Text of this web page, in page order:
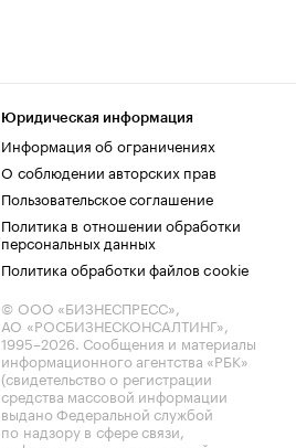
Юридическая информация
Информация об ограничениях
О соблюдении авторских прав
Пользовательское соглашение
Политика в отношении обработки
персональных данных
Политика обработки файлов cookie
© ООО «БИЗНЕСПРЕСС»,
АО «РОСБИЗНЕСКОНСАЛТИНГ»,
1995–2026. Сообщения и материалы
информационного агентства «РБК»
(свидетельство о регистрации
средства массовой информации
выдано Федеральной службой
по надзору в сфере связи,